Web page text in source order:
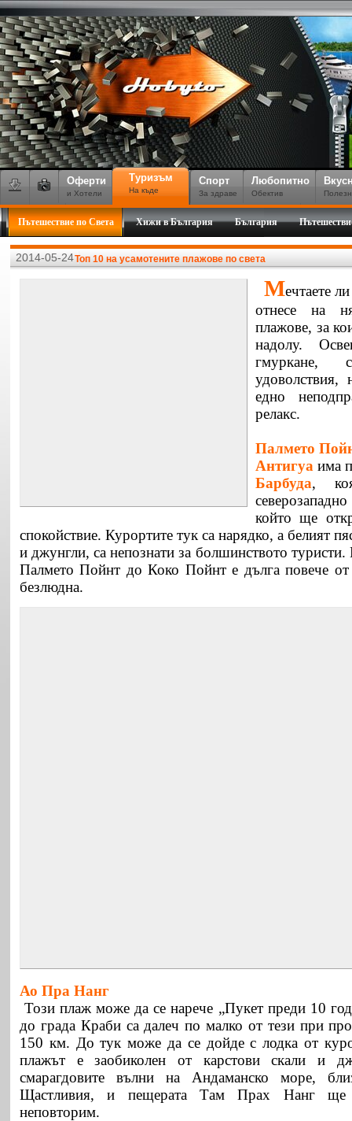
Оферти
и Хотели
Туризъм
На къде
Спорт
За здраве
Любопитно
Обектив
Пътешествие по Света Хижи в България България
2014-05-24Топ 10 на усамотените плажове по света
Мечтаете
отнесе на
плажове, за
надолу.
гмуркане,
едно
релакс.
Палмето
Антигуа има
Барбуда,
който ще
спокойствие. Курортите тук са нарядко, а белият
и джунгли, са непознати за болшинството
Палмето Пойнт до Коко Пойнт е дълга повече
безлюдна.
Ао Пра Нанг
Този плаж може да се нарече „Пукет преди 10
до града Краби са далеч по малко от тези при
150 км. До тук може да се дойде с лодка от
плажът е заобиколен от карстови скали и
смарагдовите вълни на Андаманско море,
Щастливия, и пещерата Там Прах Нанг ще
неповторим.